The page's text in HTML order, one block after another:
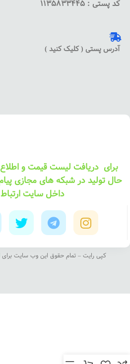
کد پستی : 1135833445
آدرس پستی ( کلیک کنید )
برای دریافت لیست قیمت و
حال تولید در شبکه های مجازی
داخل سایت
کپی رایت – تمام حقوق این وب سایت برای